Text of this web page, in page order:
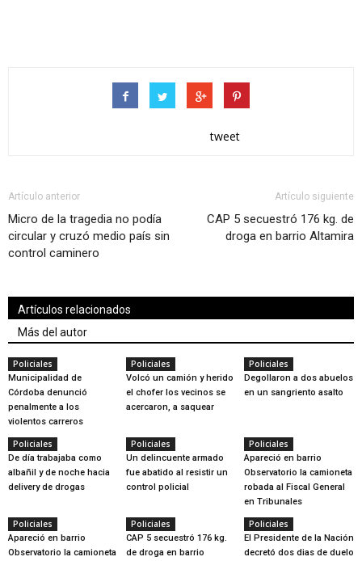
tweet
Artículo anterior
Micro de la tragedia no podía
circular y cruzó medio país sin
control caminero
Artículo siguiente
CAP 5 secuestró 176 kg. de
droga en barrio Altamira
Artículos relacionados
Más del autor
Policiales
Municipalidad de
Córdoba denunció
penalmente a los
violentos carreros
Policiales
Volcó un camión y herido
el chofer los vecinos se
acercaron, a saquear
Policiales
Degollaron a dos abuelos
en un sangriento asalto
Policiales
De día trabajaba como
albañil y de noche hacia
delivery de drogas
Policiales
Un delincuente armado
fue abatido al resistir un
control policial
Policiales
Apareció en barrio
Observatorio la camioneta
robada al Fiscal General
en Tribunales
Policiales
Apareció en barrio
Observatorio la camioneta
Policiales
CAP 5 secuestró 176 kg.
de droga en barrio
Policiales
El Presidente de la Nación
decretó dos dias de duelo